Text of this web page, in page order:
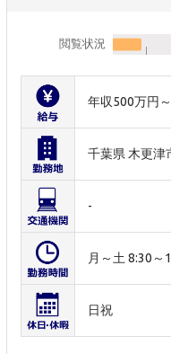
閲覧状況
年収500万円
千葉県 木更津
-
月～土 8:30～
日祝